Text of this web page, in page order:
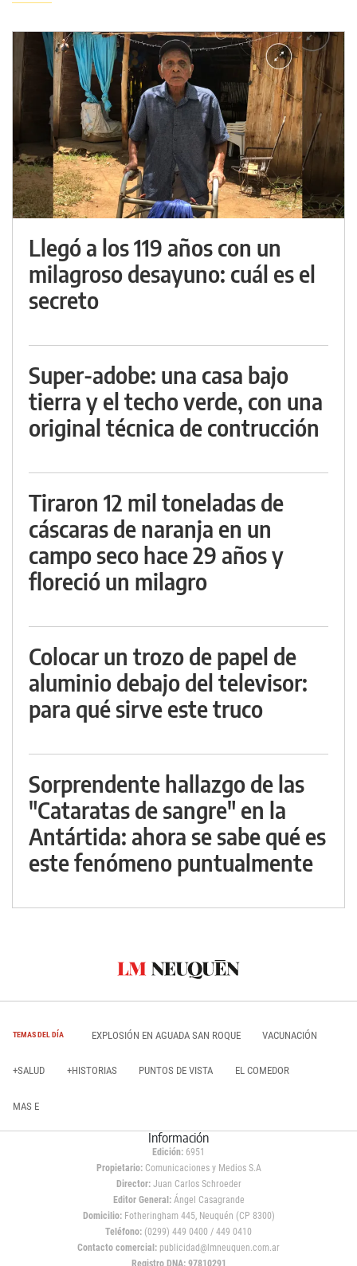
Llegó a los 119 años con un
milagroso desayuno: cuál es el
secreto
Super-adobe: una casa bajo
tierra y el techo verde, con una
original técnica de contrucción
Tiraron 12 mil toneladas de
cáscaras de naranja en un
campo seco hace 29 años y
floreció un milagro
Colocar un trozo de papel de
aluminio debajo del televisor:
para qué sirve este truco
Sorprendente hallazgo de las
"Cataratas de sangre" en la
Antártida: ahora se sabe qué es
este fenómeno puntualmente
TEMAS DEL DÍA EXPLOSIÓN EN AGUADA SAN ROQUE VACUNACIÓN
+SALUD +HISTORIAS PUNTOS DE VISTA EL COMEDOR
MAS E
Información
Edición: 6951
Propietario:Comunicaciones y Medios S.A
Director: Juan Carlos Schroeder
Editor General:Ángel Casagrande
Domicilio:Fotheringham 445, Neuquén (CP 8300)
Teléfono: (0299) 449 0400 / 449 0410
Contacto comercial: publicidad@lmneuquen.com.ar
Registro DNA: 97810291